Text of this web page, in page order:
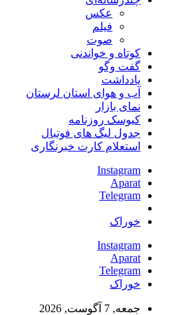
عكس
فیلم
صوت
کوتاه و خواندنی
گفت وگو
یادداشت
آب و هوای استان لرستان
نمای بازار
کیوسک روزنامه
جدول لیگ های فوتبال
استعلام کارت خبرنگاری
Instagram
Aparat
Telegram
خوراک
Instagram
Aparat
Telegram
خوراک
جمعه, 7 آگوست, 2026